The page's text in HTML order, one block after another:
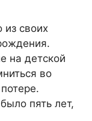
из своих
на детской
во
пять лет,